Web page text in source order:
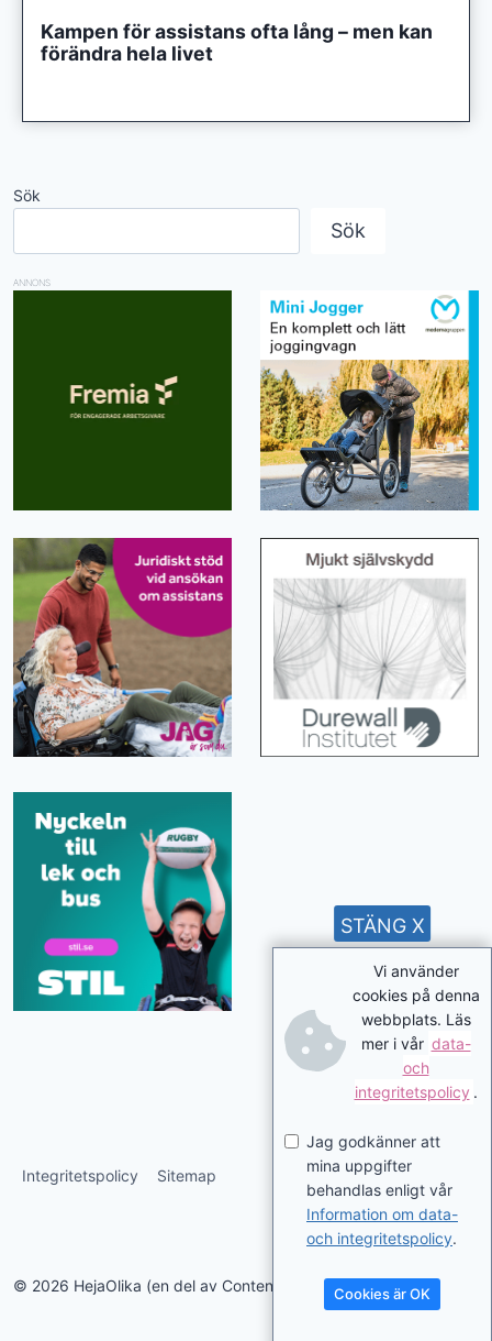
Kampen för assistans ofta lång – men kan
förändra hela livet
Sök
Sök
ANNONS
Integritetspolicy Sitemap
© 2026 HejaOlika (en del av Contentverkstan.se)
Vi använder
cookies på denna
webbplats. Läs
mer i vår data-
och
integritetspolicy .
Jag godkänner att
mina uppgifter
behandlas enligt vår
Information om data-
och integritetspolicy.
Cookies är OK
STÄNG X